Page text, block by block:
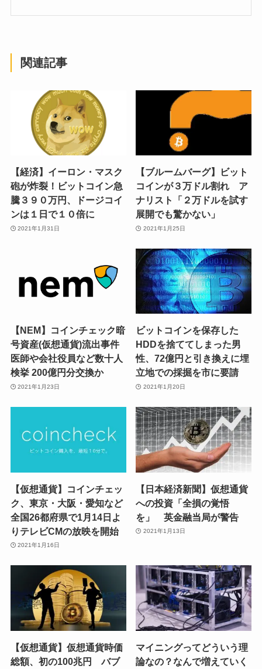
関連記事
【経済】イーロン・マスク
砲が炸裂！ビットコイン急
騰３９０万円、ドージコイ
ンは１日で１０倍に
2021年1月31日
【ブルームバーグ】ビット
コインが３万ドル割れ ア
ナリスト「２万ドルを試す
展開でも驚かない」
2021年1月25日
【NEM】コインチェック暗
号資産(仮想通貨)流出事件
医師や会社役員など数十人
検挙 200億円分交換か
2021年1月23日
ビットコインを保存した
HDDを捨ててしまった男
性、72億円と引き換えに埋
立地での採掘を市に要請
2021年1月20日
【仮想通貨】コインチェッ
ク、東京・大阪・愛知など
全国26都府県で1月14日よ
りテレビCMの放映を開始
2021年1月16日
【日本経済新聞】仮想通貨
への投資「全損の覚悟
を」 英金融当局が警告
2021年1月13日
【仮想通貨】仮想通貨時価
総額、初の100兆円 バブ
マイニングってどういう理
論なの？なんで増えていく